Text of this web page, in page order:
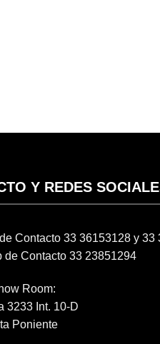
Y REDES
Contacto 33 36153128 y 33
de Contacto 33 23851294
Room:
3233 Int. 10-D
Poniente